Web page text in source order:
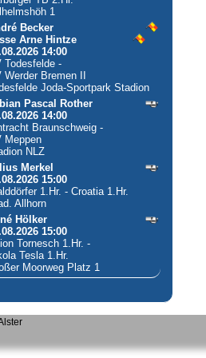
1
Becker
Arne Hintze
14:00
Todesfelde -
Werder Bremen II
Joda-Sportpark Stadion
Pascal Rother
14:00
Braunschweig -
Meppen
NLZ
Merkel
15:00
1.Hr. - Croatia 1.Hr.
Allhorn
Hölker
15:00
Tornesch 1.Hr. -
Tesla 1.Hr.
Moorweg Platz 1